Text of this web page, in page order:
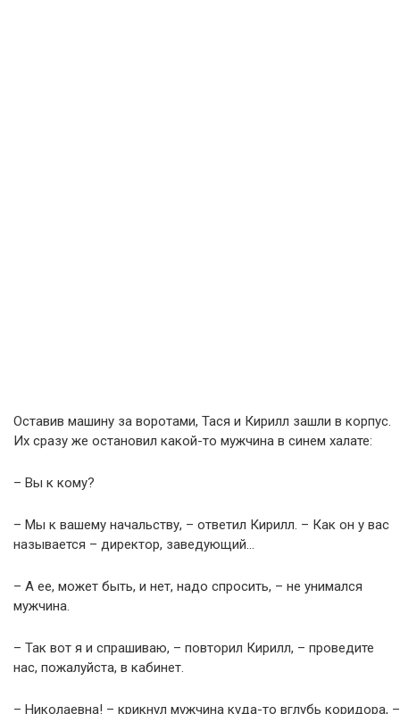
Оставив машину за воротами, Тася и Кирилл зашли в корпус.
Их сразу же остановил какой-то мужчина в синем халате:
– Вы к кому?
– Мы к вашему начальству, – ответил Кирилл. – Как он у вас
называется – директор, заведующий…
– А ее, может быть, и нет, надо спросить, – не унимался
мужчина.
– Так вот я и спрашиваю, – повторил Кирилл, – проведите
нас, пожалуйста, в кабинет.
– Николаевна! – крикнул мужчина куда-то вглубь коридора, –